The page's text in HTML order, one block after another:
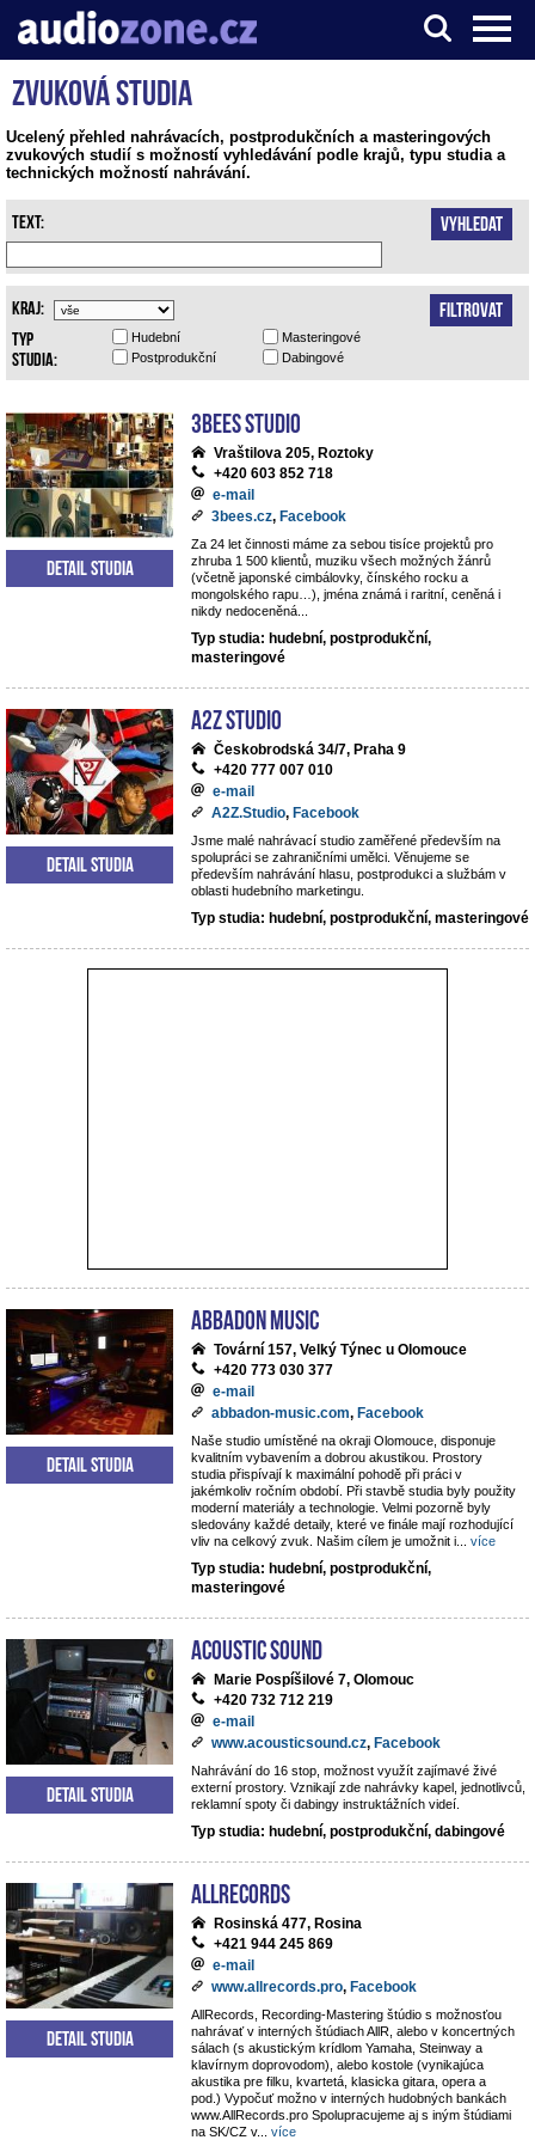
Server o digitálním zpracování zvuku
Zvuková studia
Ucelený přehled nahrávacích, postprodukčních a masteringových
zvukových studií s možností vyhledávání podle krajů, typu studia a
technických možností nahrávání.
Vyhledat
Text:
Filtrovat
Kraj:
Masteringové
Dabingové
Hudební
Postprodukční
Typ
studia:
3bees studio
Vraštilova 205, Roztoky
+420 603 852 718
e-mail
3bees.cz, Facebook
Za 24 let činnosti máme za sebou tisíce projektů pro
zhruba 1 500 klientů, muziku všech možných žánrů
(včetně japonské cimbálovky, čínského rocku a
mongolského rapu…), jména známá i raritní, ceněná i
nikdy nedoceněná...
Typ studia: hudební, postprodukční,
masteringové
Detail studia
A2Z Studio
Českobrodská 34/7, Praha 9
+420 777 007 010
e-mail
A2Z.Studio, Facebook
Jsme malé nahrávací studio zaměřené především na
spolupráci se zahraničními umělci. Věnujeme se
především nahrávání hlasu, postprodukci a službám v
oblasti hudebního marketingu.
Typ studia: hudební, postprodukční, masteringové
Detail studia
ABBADON Music
Tovární 157, Velký Týnec u Olomouce
+420 773 030 377
e-mail
abbadon-music.com, Facebook
Naše studio umístěné na okraji Olomouce, disponuje
kvalitním vybavením a dobrou akustikou. Prostory
studia přispívají k maximální pohodě při práci v
jakémkoliv ročním období. Při stavbě studia byly použity
moderní materiály a technologie. Velmi pozorně byly
sledovány každé detaily, které ve finále mají rozhodující
vliv na celkový zvuk. Našim cílem je umožnit i
více
Typ studia: hudební, postprodukční,
masteringové
Detail studia
Acoustic Sound
Marie Pospíšilové 7, Olomouc
+420 732 712 219
e-mail
www.acousticsound.cz, Facebook
Nahrávání do 16 stop, možnost využít zajímavé živé
externí prostory. Vznikají zde nahrávky kapel, jednotlivců,
reklamní spoty či dabingy instruktážních videí.
Typ studia: hudební, postprodukční, dabingové
Detail studia
AllRecords
Rosinská 477, Rosina
+421 944 245 869
e-mail
www.allrecords.pro, Facebook
AllRecords, Recording-Mastering štúdio s možnosťou
nahrávať v interných štúdiach AllR, alebo v koncertných
sálach (s akustickým krídlom Yamaha, Steinway a
klavírnym doprovodom), alebo kostole (vynikajúca
akustika pre filku, kvartetá, klasicka gitara, opera a
pod.) Vypočuť možno v interných hudobných bankách
www.AllRecords.pro Spolupracujeme aj s iným štúdiami
na SK/CZ v... více
Detail studia